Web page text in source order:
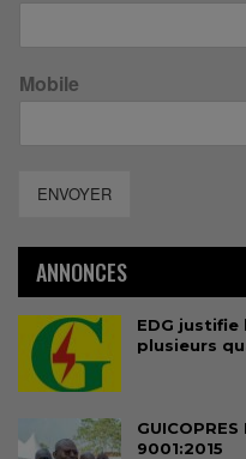
Mobile
ENVOYER
ANNONCES
EDG
plusieurs
9001:2015